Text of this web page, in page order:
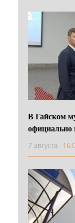
В Гайском
официально
7 августа